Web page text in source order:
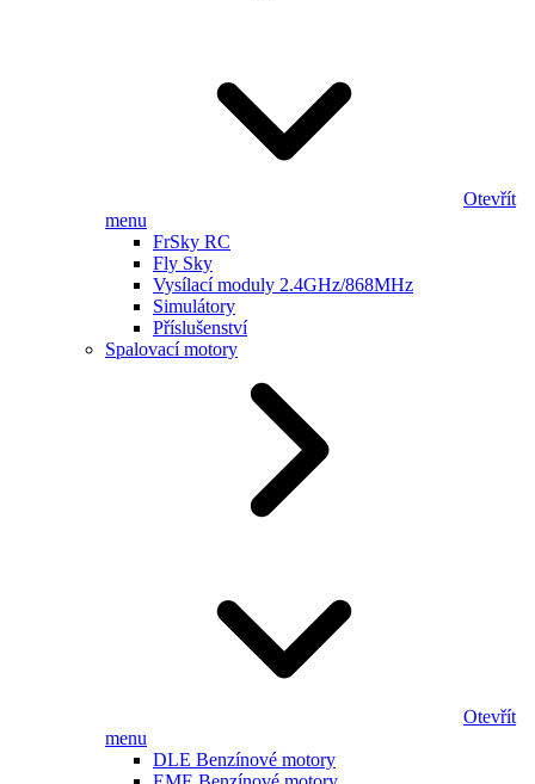
Otevřít
menu
FrSky RC
Fly Sky
Vysílací moduly 2.4GHz/868MHz
Simulátory
Příslušenství
Spalovací motory
Otevřít
menu
DLE Benzínové motory